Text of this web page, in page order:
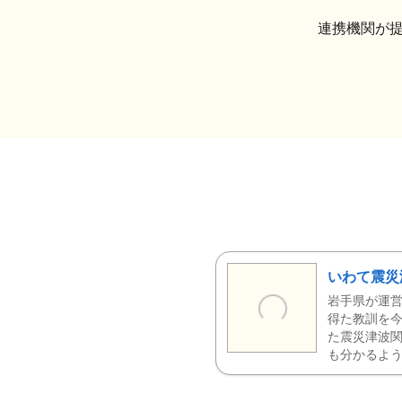
連携機関が
いわて震
岩手県が運
得た教訓を
た震災津波
も分かるよ